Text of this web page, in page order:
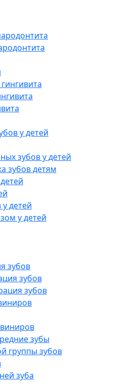
у детей
зубов у детей
зубов детям
детей
у детей
зубов
зубов
зубов
зубы
группы зубов
зуба